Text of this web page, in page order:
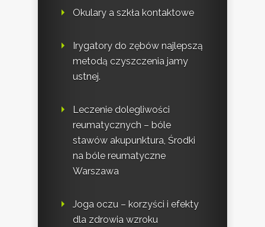
Okulary a szkła kontaktowe
Irygatory do zębów najlepszą
metodą czyszczenia jamy
ustnej.
Leczenie dolegliwości
reumatycznych – bóle
stawów akupunktura, Środki
na bóle reumatyczne
Warszawa
Joga oczu – korzyści i efekty
dla zdrowia wzroku